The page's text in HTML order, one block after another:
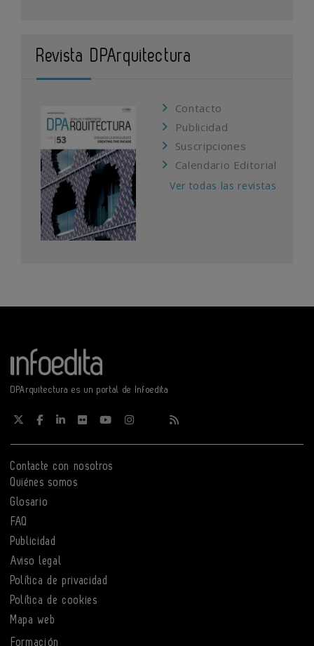
Revista DPArquitectura
Contacto
Publicidad
Suscripciones
Calendario Editorial
Ver todas las revistas
DPArquitectura es un portal de Infoedita
Contacte con nosotros
Quiénes somos
Glosario
FAQ
Publicidad
Aviso legal
Política de privacidad
Política de cookies
Mapa web
Formación